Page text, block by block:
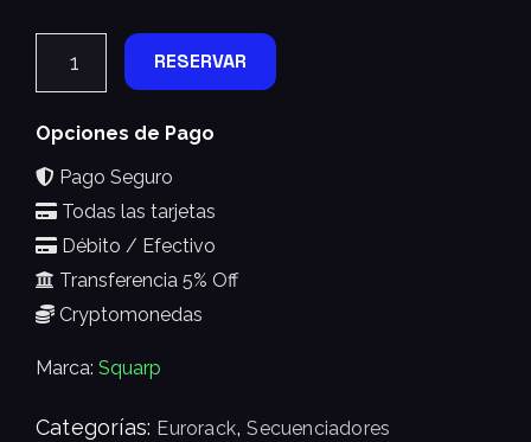
RESERVAR
Opciones de Pago
Pago Seguro
Todas las tarjetas
Débito / Efectivo
Transferencia 5% Off
Cryptomonedas
Marca: Squarp
Categorías: Eurorack,Secuenciadores